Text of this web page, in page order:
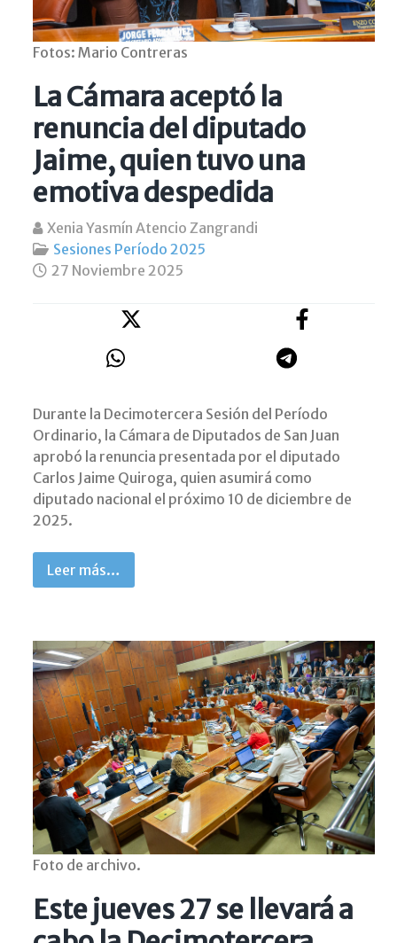
Fotos: Mario Contreras
La Cámara aceptó la
renuncia del diputado
Jaime, quien tuvo una
emotiva despedida
Xenia Yasmín Atencio Zangrandi
Sesiones Período 2025
27 Noviembre 2025
Durante la Decimotercera Sesión del Período
Ordinario, la Cámara de Diputados de San Juan
aprobó la renuncia presentada por el diputado
Carlos Jaime Quiroga, quien asumirá como
diputado nacional el próximo 10 de diciembre de
2025.
Leer más…
Foto de archivo.
Este jueves 27 se llevará a